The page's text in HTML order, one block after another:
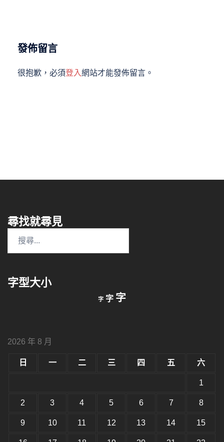
發佈留言
很抱歉，必須登入網站才能發佈留言。
尋找就尋見
字:
字型大小
字 小
字重
小。
字放
2026 年 8 月
日 一 二 三 四 五 六
1
2 3 4 5 6 7 8
9 10 11 12 13 14 15